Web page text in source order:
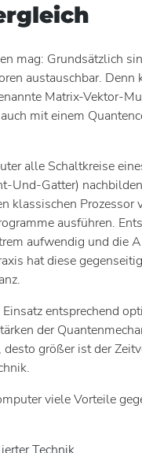
mag: Grundsätzlich
austauschbar. Denn
Matrix-Vektor-
mit einem
alle Schaltkreise
Und-Gatter)
klassischen Prozessor
ausführen.
aufwendig und die
hat diese
entsprechend
der
größer ist der
viele Vorteile